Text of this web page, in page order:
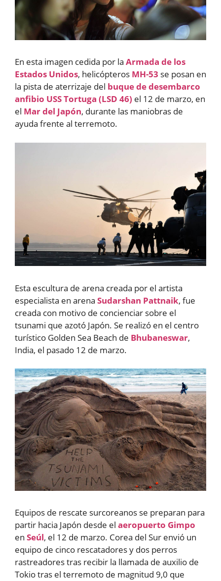
En esta imagen cedida por la Armada de los
Estados Unidos, helicópteros MH-53 se posan en
la pista de aterrizaje del buque de desembarco
anfibio USS Tortuga (LSD 46) el 12 de marzo, en
el Mar del Japón, durante las maniobras de
ayuda frente al terremoto.
Esta escultura de arena creada por el artista
especialista en arena Sudarshan Pattnaik, fue
creada con motivo de concienciar sobre el
tsunami que azotó Japón. Se realizó en el centro
turístico Golden Sea Beach de Bhubaneswar,
India, el pasado 12 de marzo.
Equipos de rescate surcoreanos se preparan para
partir hacia Japón desde el aeropuerto Gimpo
en Seúl, el 12 de marzo. Corea del Sur envió un
equipo de cinco rescatadores y dos perros
rastreadores tras recibir la llamada de auxilio de
Tokio tras el terremoto de magnitud 9,0 que